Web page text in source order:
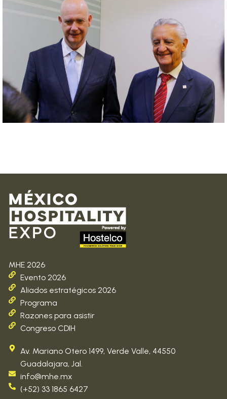
MHE 2026
Evento 2026
Aliados estratégicos 2026
Programa
Razones para asistir
Congreso CDIH
Av. Mariano Otero 1499, Verde Valle, 44550
Guadalajara, Jal.
info@mhe.mx
(+52) 33 1865 6427